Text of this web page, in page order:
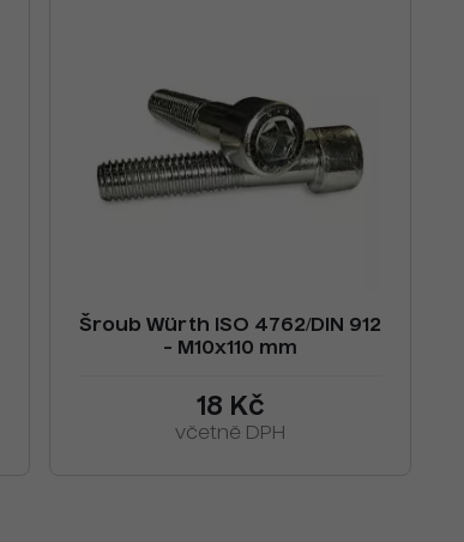
Šroub Würth ISO 4762/DIN 912
- M10x110 mm
18 Kč
včetně DPH